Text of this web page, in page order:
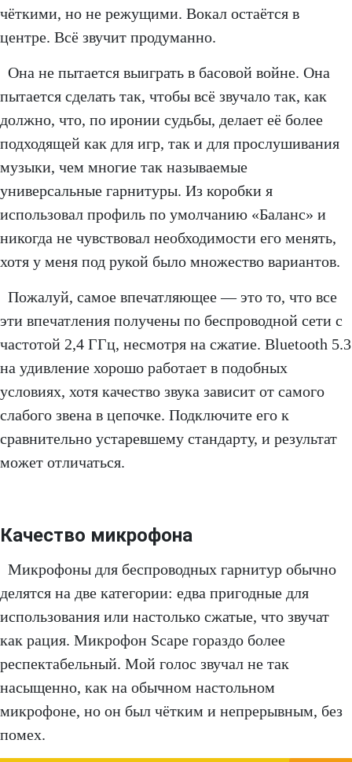
чёткими, но не режущими. Вокал остаётся в
центре. Всё звучит продуманно.
Она не пытается выиграть в басовой войне. Она
пытается сделать так, чтобы всё звучало так, как
должно, что, по иронии судьбы, делает её более
подходящей как для игр, так и для прослушивания
музыки, чем многие так называемые
универсальные гарнитуры. Из коробки я
использовал профиль по умолчанию «Баланс» и
никогда не чувствовал необходимости его менять,
хотя у меня под рукой было множество вариантов.
Пожалуй, самое впечатляющее — это то, что все
эти впечатления получены по беспроводной сети с
частотой 2,4 ГГц, несмотря на сжатие. Bluetooth 5.3
на удивление хорошо работает в подобных
условиях, хотя качество звука зависит от самого
слабого звена в цепочке. Подключите его к
сравнительно устаревшему стандарту, и результат
может отличаться.
Качество микрофона
Микрофоны для беспроводных гарнитур обычно
делятся на две категории: едва пригодные для
использования или настолько сжатые, что звучат
как рация. Микрофон Scape гораздо более
респектабельный. Мой голос звучал не так
насыщенно, как на обычном настольном
микрофоне, но он был чётким и непрерывным, без
помех.